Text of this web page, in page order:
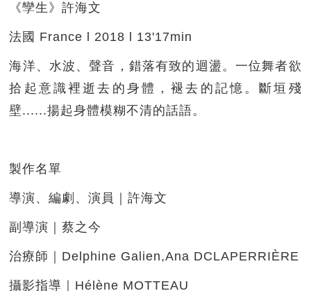
《孿生》許海文
法國 France l 2018 l 13'17min
海洋、水波、聲音，錯落有致的迴盪。一位舞者欲
拾起意識裡逝去的身體，褪去的記憶。斷垣殘
壁......揚起身體模糊不清的話語。
製作名單
導演、編劇、演員｜許海文
副導演｜蔡之今
治療師｜Delphine Galien,Ana DCLAPERRIÈRE
攝影指導｜Hélène MOTTEAU